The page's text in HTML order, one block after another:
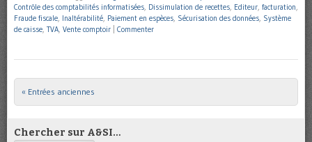
Contrôle des comptabilités informatisées, Dissimulation de recettes, Editeur, facturation,
Fraude fiscale, Inaltérabilité, Paiement en espèces, Sécurisation des données, Système
de caisse, TVA, Vente comptoir Commenter
Post navigation
« Entrées anciennes
Chercher sur A&SI…